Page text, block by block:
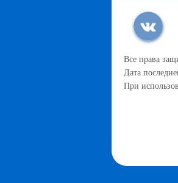
Все права
Дата
При